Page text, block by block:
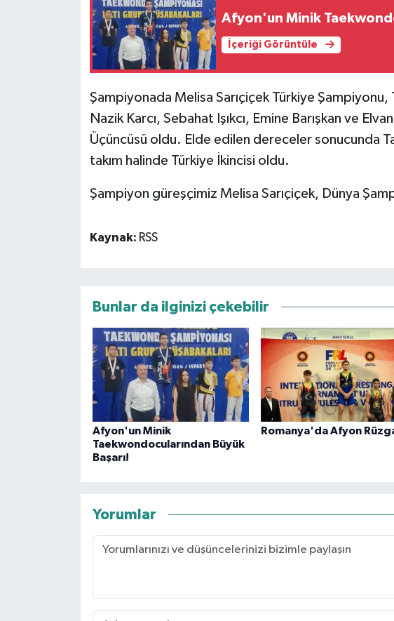
Afyon'un Minik
İçeriği Görüntüle
Şampiyonada Melisa Sarıçiçek Türkiye
Nazik Karcı, Sebahat Işıkcı, Emine Barışkan ve
Üçüncüsü oldu. Elde edilen dereceler sonucunda
takım halinde Türkiye İkincisi oldu.
Şampiyon güreşçimiz Melisa Sarıçiçek, Dünya
Kaynak: RSS
Bunlar da ilginizi çekebilir
Afyon'un Minik
Taekwondocularından Büyük
Başarı!
Romanya'da Afyon
Yorumlar